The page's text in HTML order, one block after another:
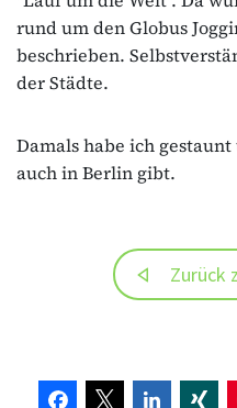
rund um den Globus
beschrieben.
der Städte.
Damals habe ich
auch in Berlin gibt.
Zurück